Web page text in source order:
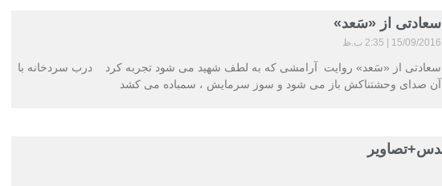
سعادتی از «سَعد»
15/09/2016 2:35 ب.ظ
سعادتی از «سَعد» روایت آرامشی که به لطف شهید می شود تجربه کرد درب سردخانه با
آن صدای وحشتناکش باز می شود و سوز سرمایش ، سمباده می کشد